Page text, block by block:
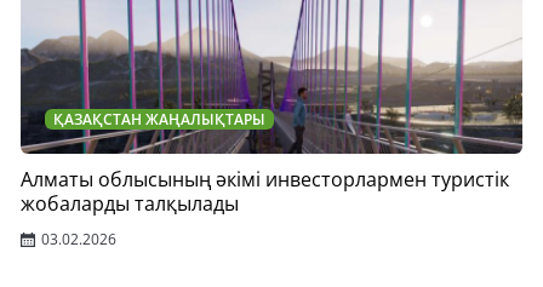
ҚАЗАҚСТАН ЖАҢАЛЫҚТАРЫ
Алматы облысының әкімі инвесторлармен туристік
жобаларды талқылады
03.02.2026